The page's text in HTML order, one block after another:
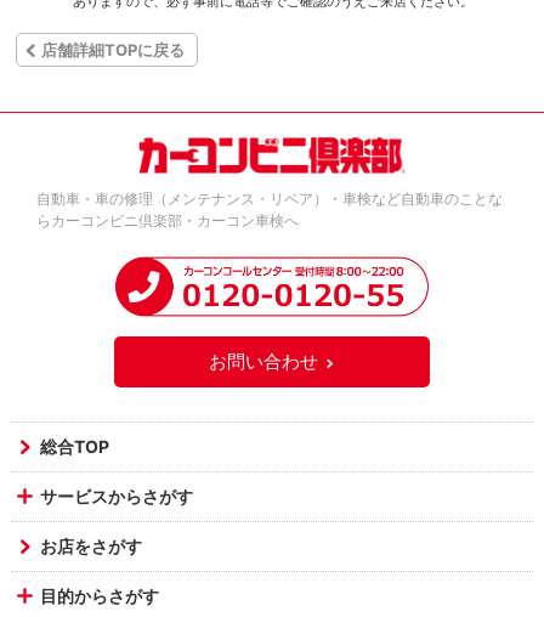
店舗詳細TOPに戻る
自動車・車の修理（メンテナンス・リペア）・車検など自動車のことな
らカーコンビニ倶楽部・カーコン車検へ
お問い合わせ
総合TOP
サービスからさがす
お店をさがす
目的からさがす